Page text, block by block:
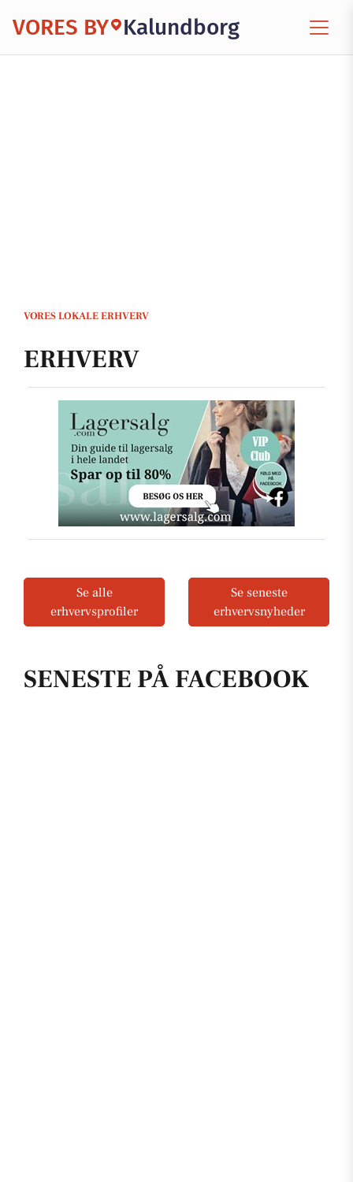
VORES BY Kalundborg
VORES LOKALE ERHVERV
SENESTE PÅ FACEBOOK
ERHVERV
Se alle
erhvervsprofiler
Se seneste
erhvervsnyheder